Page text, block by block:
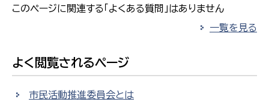
このページに関連する「よくある質問」はありません
一覧を見る
よく閲覧されるページ
市民活動推進委員会とは